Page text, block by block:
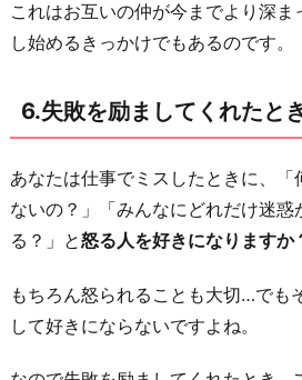
これはお互いの仲が今までより深
し始めるきっかけでもあるのです。
6.失敗を励ましてくれたと
あなたは仕事でミスしたときに、「
ないの？」「みんなにどれだけ迷惑
る？」と怒る人を好きになりますか
もちろん怒られることも大切…でも
して好きにならないですよね。